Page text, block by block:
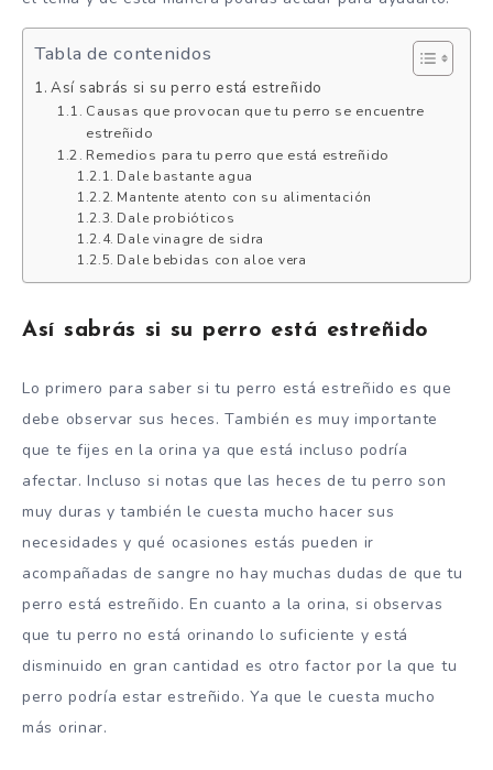
Tabla de contenidos
Así sabrás si su perro está estreñido
Causas que provocan que tu perro se encuentre
estreñido
Remedios para tu perro que está estreñido
Dale bastante agua
Mantente atento con su alimentación
Dale probióticos
Dale vinagre de sidra
Dale bebidas con aloe vera
Así sabrás si su perro está estreñido
Lo primero para saber si tu perro está estreñido es que
debe observar sus heces. También es muy importante
que te fijes en la orina ya que está incluso podría
afectar. Incluso si notas que las heces de tu perro son
muy duras y también le cuesta mucho hacer sus
necesidades y qué ocasiones estás pueden ir
acompañadas de sangre no hay muchas dudas de que tu
perro está estreñido. En cuanto a la orina, si observas
que tu perro no está orinando lo suficiente y está
disminuido en gran cantidad es otro factor por la que tu
perro podría estar estreñido. Ya que le cuesta mucho
más orinar.